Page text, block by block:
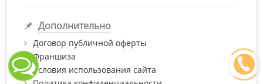
Дополнительно
Договор публичной оферты
Франшиза
Условия использования сайта